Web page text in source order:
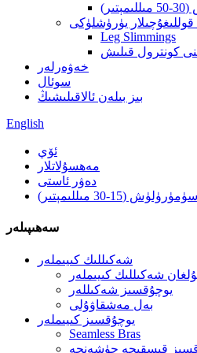
قوللىغۇچىلار يۈرۈشلۈكى
Leg Slimmings
كونترول قىلىش
خەۋەرلەر
سوئال
بىز بىلەن ئالاقىلىشىڭ
English
ئۆي
مەھسۇلاتلار
دەۋر ئاستى
(15-30 مىللىمېتىر)
سەھىپىلەر
شەكىللىك كىيىملەر
شەكىللىك كىيىملەر
يوچۇقسىز شەكىللەر
بەل مەشقاۋۇلى
يوچۇقسىز كىيىملەر
Seamless Bras
قىسقىچە چۈشەنچە